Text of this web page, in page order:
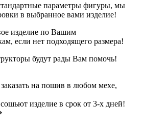
параметры фигуры, мы
в выбранное вами изделие!
изделие по Вашим
если нет подходящего размера!
будут рады Вам помочь!
на пошив в любом мехе,
изделие в срок от 3-х дней!